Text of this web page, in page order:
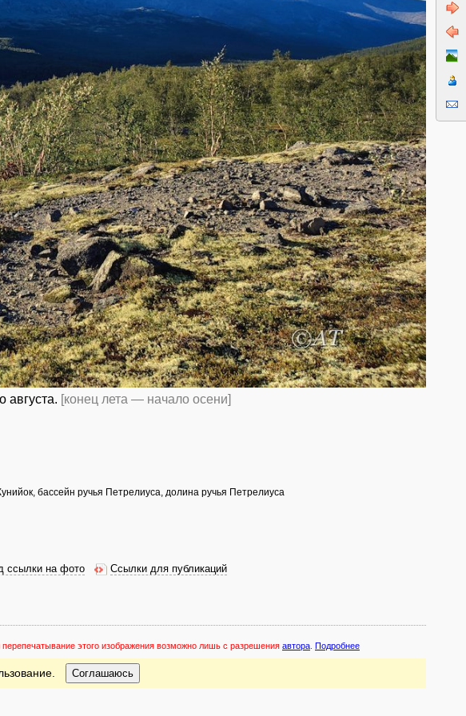
августа. [конец лета — начало осени]
бассейн ручья Петрелиуса, долина ручья Петрелиуса
ссылки на фото Ссылки для публикаций
этого изображения возможно лишь с разрешения автора Подробнее
Соглашаюсь